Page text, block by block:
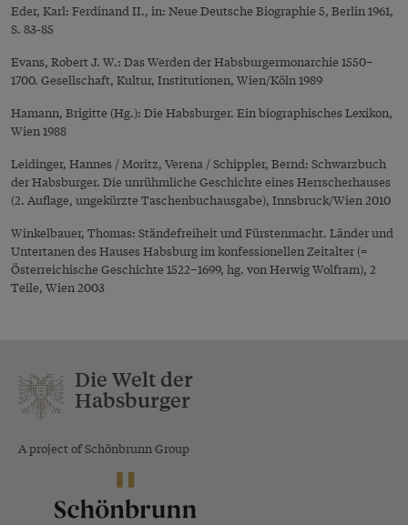
Eder, Karl: Ferdinand II., in: Neue Deutsche Biographie 5, Berlin 1961,
S. 83-85
Evans, Robert J. W.: Das Werden der Habsburgermonarchie 1550–
1700. Gesellschaft, Kultur, Institutionen, Wien/Köln 1989
Hamann, Brigitte (Hg.): Die Habsburger. Ein biographisches Lexikon,
Wien 1988
Leidinger, Hannes / Moritz, Verena / Schippler, Bernd: Schwarzbuch
der Habsburger. Die unrühmliche Geschichte eines Herrscherhauses
(2. Auflage, ungekürzte Taschenbuchausgabe), Innsbruck/Wien 2010
Winkelbauer, Thomas: Ständefreiheit und Fürstenmacht. Länder und
Untertanen des Hauses Habsburg im konfessionellen Zeitalter (=
Österreichische Geschichte 1522–1699, hg. von Herwig Wolfram), 2
Teile, Wien 2003
Die Welt der
Habsburger
A project of Schönbrunn Group